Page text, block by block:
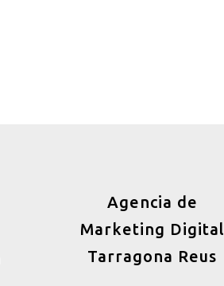
Agencia de
Marketing Digital
Tarragona Reus